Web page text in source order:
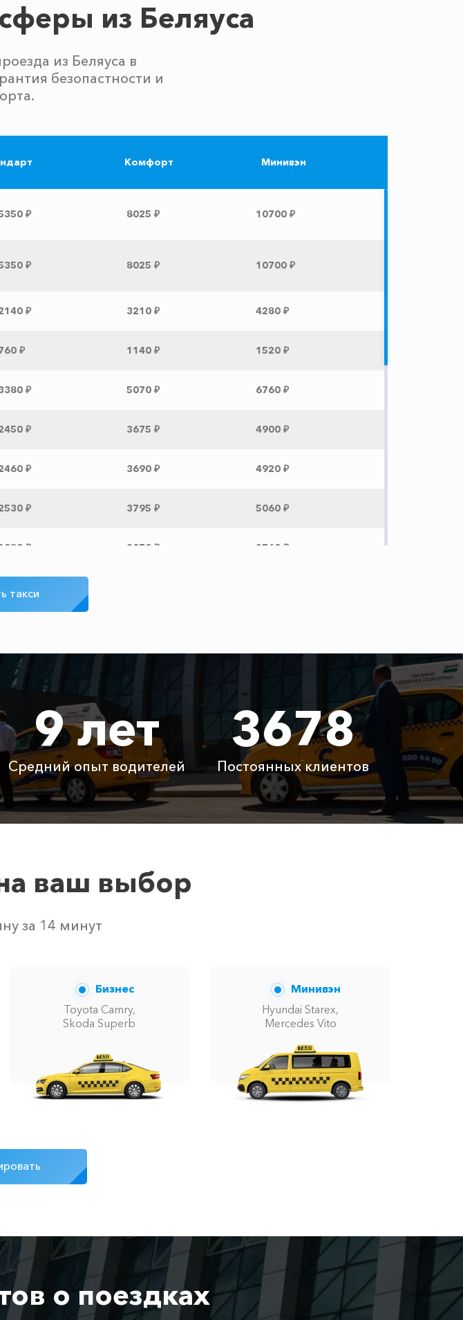
из Беляуса
из Беляуса в
безопастности и
Комфорт Минивэн
₽ 8025 ₽ 10700 ₽
₽ 8025 ₽ 10700 ₽
₽ 3210 ₽ 4280 ₽
₽ 1140 ₽ 1520 ₽
₽ 5070 ₽ 6760 ₽
₽ 3675 ₽ 4900 ₽
₽ 3690 ₽ 4920 ₽
₽ 3795 ₽ 5060 ₽
1380 ₽ 2070 ₽ 2760 ₽
6040 ₽
2325 ₽
2030 ₽ 3045 ₽ 4060 ₽
Бесплатно Бесплатно
Бесплатно Бесплатно
такси
9 лет
Средний опыт водителей
3678
Постоянных клиентов
ваш выбор
за 14 минут
Бизнес
Toyota Camry,
Skoda Superb
Минивэн
Hyundai Starex,
Mercedes Vito
о поездках